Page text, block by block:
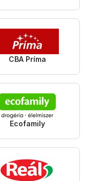
CBA Príma
Ecofamily